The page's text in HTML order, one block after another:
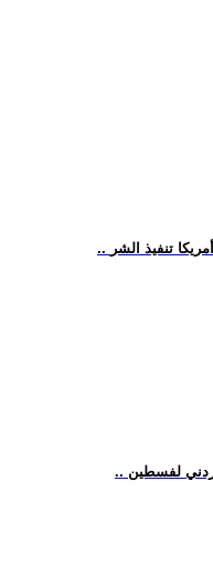
تنفيذ الشر
لفسطين